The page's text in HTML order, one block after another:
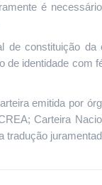
é
de constituição da
identidade com
emitida por
Carteira
tradução